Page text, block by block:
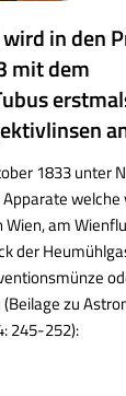
in den
mit dem
1833 unter
welche
am
der
Beilage zu
245-252):